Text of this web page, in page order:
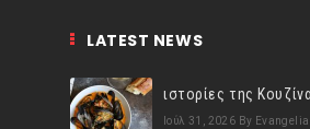
LATEST NEWS
Ιούλ 31, 2026 By Evangelia